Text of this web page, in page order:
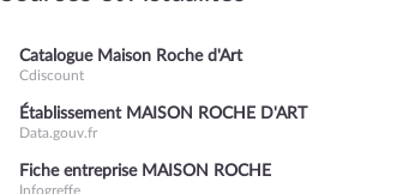
Catalogue Maison Roche d'Art
Cdiscount
Établissement MAISON ROCHE D'ART
Data.gouv.fr
Fiche entreprise MAISON ROCHE
Infogreffe